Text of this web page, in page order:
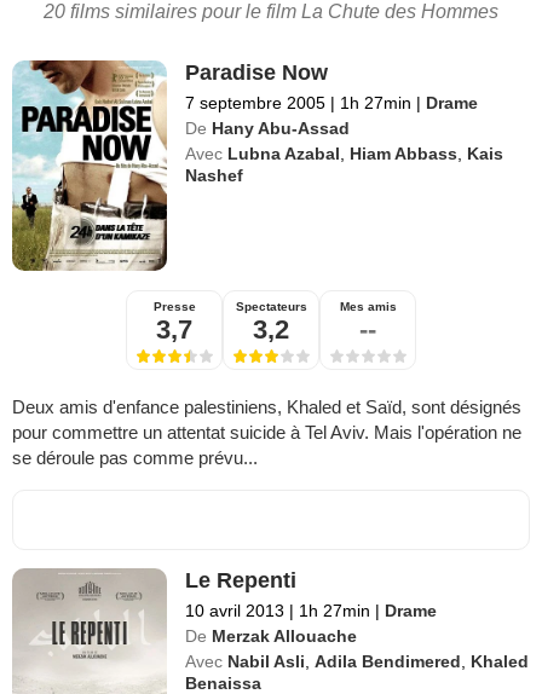
20 films similaires pour le film La Chute des Hommes
Paradise Now
7 septembre 2005 | 1h 27min | Drame
De Hany Abu-Assad
Avec Lubna Azabal Hiam Abbass
Kais
Nashef
Presse
3,7
Spectateurs
3,2
Mes amis
--
Deux amis d'enfance palestiniens, Khaled et Saïd, sont désignés
pour commettre un attentat suicide à Tel Aviv. Mais l'opération ne
se déroule pas comme prévu...
Le Repenti
10 avril 2013 | 1h 27min | Drame
De Merzak Allouache
Avec Nabil Asli ,Adila Bendimered
Khaled
Benaissa